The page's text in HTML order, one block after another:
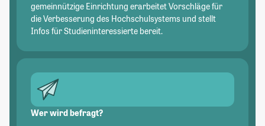
gemeinnützige Einrichtung erarbeitet Vorschläge für
die Verbesserung des Hochschulsystems und stellt
Infos für Studieninteressierte bereit.
Wer wird befragt?